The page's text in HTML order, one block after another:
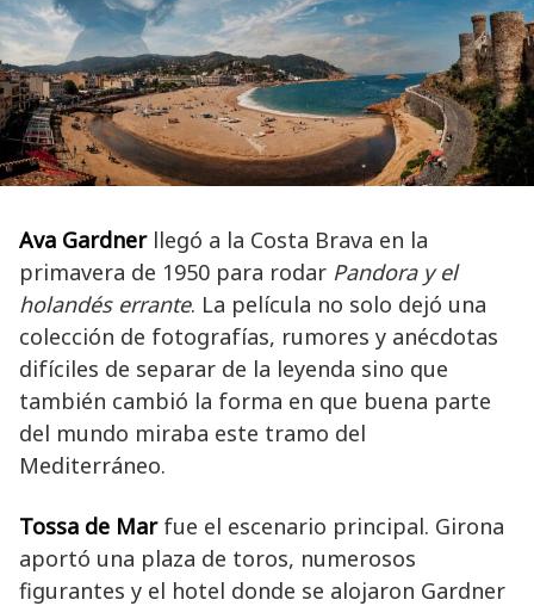
Ava Gardnerllegó a la Costa Brava en la
primavera de 1950 para rodar Pandora y el
holandés errante. La película no solo dejó una
colección de fotografías, rumores y anécdotas
difíciles de separar de la leyenda sino que
también cambió la forma en que buena parte
del mundo miraba este tramo del
Mediterráneo.
Tossa de Marfue el escenario principal. Girona
aportó una plaza de toros, numerosos
figurantes y el hotel donde se alojaron Gardner